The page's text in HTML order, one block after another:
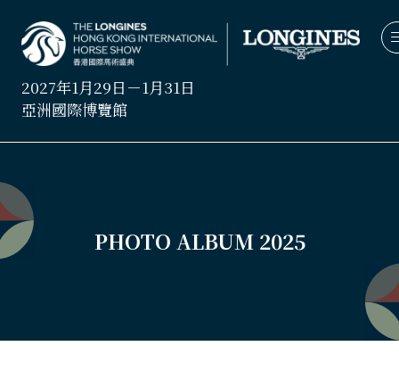
2027年1月29日－1月31日
亞洲國際博覽館
PHOTO ALBUM 2025